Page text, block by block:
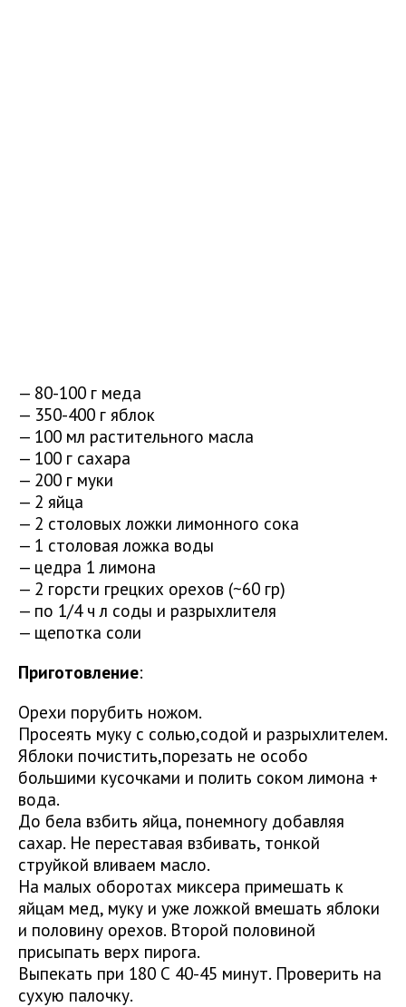
— 80-100 г меда
— 350-400 г яблок
— 100 мл растительного масла
— 100 г сахара
— 200 г муки
— 2 яйца
— 2 столовых ложки лимонного сока
— 1 столовая ложка воды
— цедра 1 лимона
— 2 горсти грецких орехов (~60 гр)
— по 1/4 ч л соды и разрыхлителя
— щепотка соли
Приготовление:
Орехи порубить ножом.
Просеять муку с солью,содой и разрыхлителем.
Яблоки почистить,порезать не особо
большими кусочками и полить соком лимона +
вода.
До бела взбить яйца, понемногу добавляя
сахар. Не переставая взбивать, тонкой
струйкой вливаем масло.
На малых оборотах миксера примешать к
яйцам мед, муку и уже ложкой вмешать яблоки
и половину орехов. Второй половиной
присыпать верх пирога.
Выпекать при 180 С 40-45 минут. Проверить на
сухую палочку.